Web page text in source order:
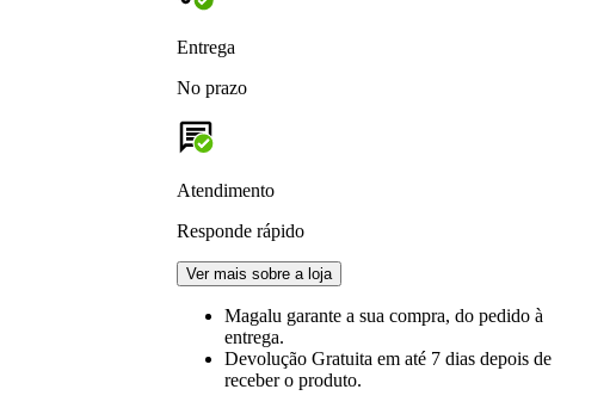
Entrega
No prazo
Atendimento
Responde rápido
Ver mais sobre a loja
Magalu garante a sua compra, do pedido à
entrega.
Devolução Gratuita em até 7 dias depois de
receber o produto.